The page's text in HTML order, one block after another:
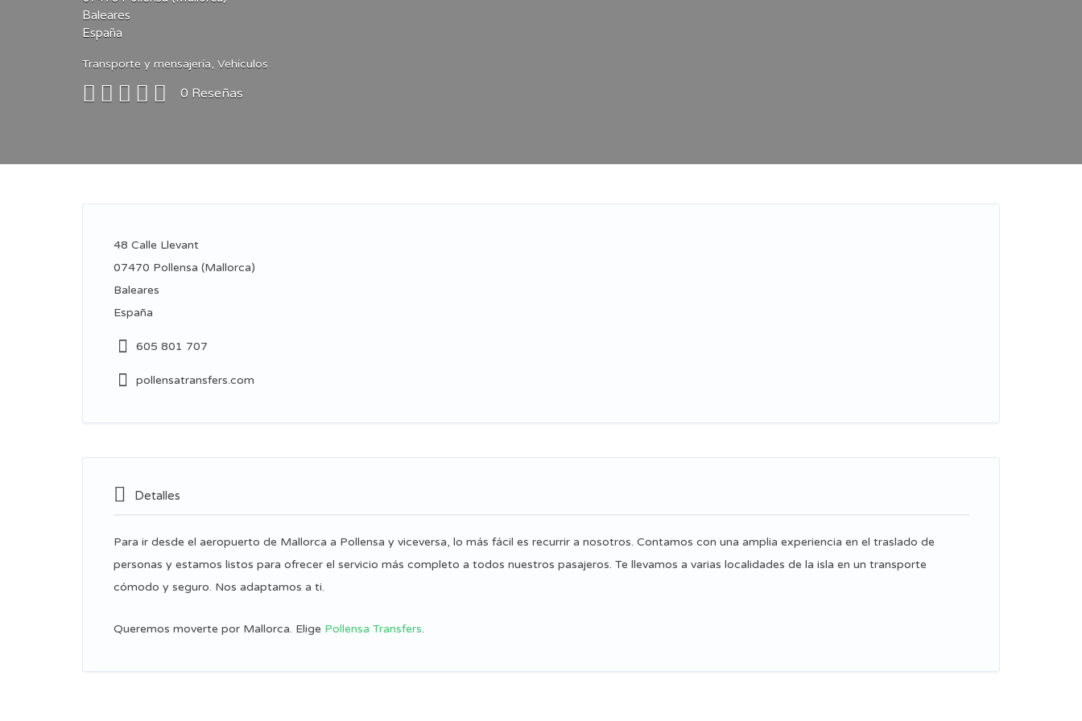
Baleares
España
Transporte y mensajería, Vehículos
0 Reseñas
48 Calle Llevant
07470 Pollensa (Mallorca)
Baleares
España
605 801 707
pollensatransfers.com
Detalles
Para ir desde el aeropuerto de Mallorca a Pollensa y viceversa, lo más fácil es recurrir a nosotros. Contamos con una amplia experiencia en el traslado de
personas y estamos listos para ofrecer el servicio más completo a todos nuestros pasajeros. Te llevamos a varias localidades de la isla en un transporte
cómodo y seguro. Nos adaptamos a ti.
Queremos moverte por Mallorca. Elige Pollensa Transfers.